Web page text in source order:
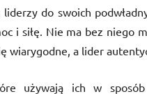
do swoich
i siłę. Nie ma bez niego
wiarygodne, a lider
używają ich w